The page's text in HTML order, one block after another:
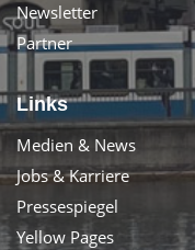
Newsletter
Partner
Links
Medien & News
Jobs & Karriere
Pressespiegel
Yellow Pages